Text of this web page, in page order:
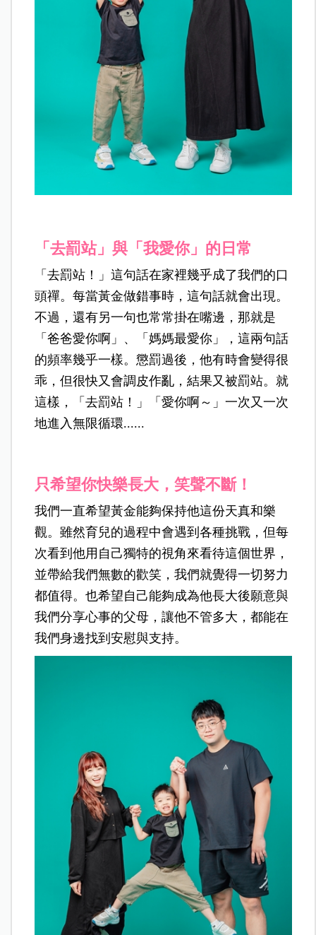
「去罰站」與「我愛你」的日常
「去罰站！」這句話在家裡幾乎成了我們的口
頭禪。每當黃金做錯事時，這句話就會出現。
不過，還有另一句也常常掛在嘴邊，那就是
「爸爸愛你啊」、「媽媽最愛你」，這兩句話
的頻率幾乎一樣。懲罰過後，他有時會變得很
乖，但很快又會調皮作亂，結果又被罰站。就
這樣，「去罰站！」「愛你啊～」一次又一次
地進入無限循環......
只希望你快樂長大，笑聲不斷！
我們一直希望黃金能夠保持他這份天真和樂
觀。雖然育兒的過程中會遇到各種挑戰，但每
次看到他用自己獨特的視角來看待這個世界，
並帶給我們無數的歡笑，我們就覺得一切努力
都值得。也希望自己能夠成為他長大後願意與
我們分享心事的父母，讓他不管多大，都能在
我們身邊找到安慰與支持。